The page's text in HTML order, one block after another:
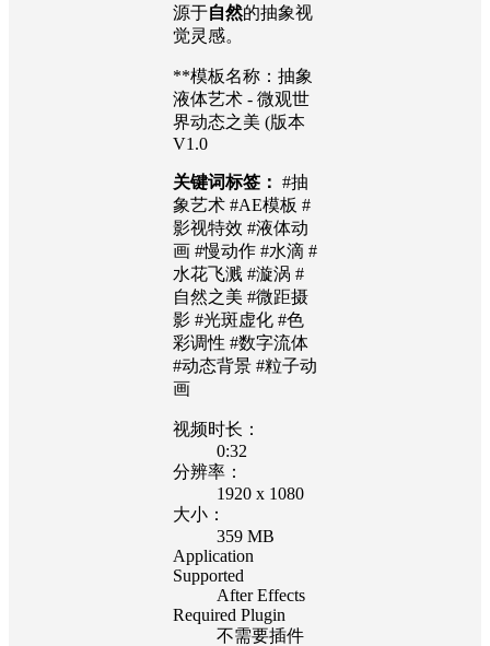
源于自然的抽象视
觉灵感。
**模板名称：抽象
液体艺术 - 微观世
界动态之美 (版本
V1.0
关键词标签： #抽
象艺术 #AE模板 #
影视特效 #液体动
画 #慢动作 #水滴 #
水花飞溅 #漩涡 #
自然之美 #微距摄
影 #光斑虚化 #色
彩调性 #数字流体
#动态背景 #粒子动
画
视频时长：
0:32
分辨率：
1920 x 1080
大小：
359 MB
Application
Supported
After Effects
Required Plugin
不需要插件